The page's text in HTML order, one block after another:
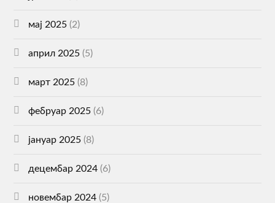
мај 2025 (2)
април 2025 (5)
март 2025 (8)
фебруар 2025 (6)
јануар 2025 (8)
децембар 2024 (6)
новембар 2024 (5)